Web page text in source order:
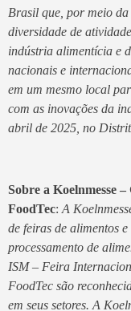
Brasil que, por meio
diversidade de
indústria alimentícia e
nacionais e
em um mesmo local
com as inovações da
abril de 2025, no
Sobre a Koelnmesse
FoodTec: A
de feiras de alimentos
processamento de
ISM – Feira
FoodTec são
em seus setores. A